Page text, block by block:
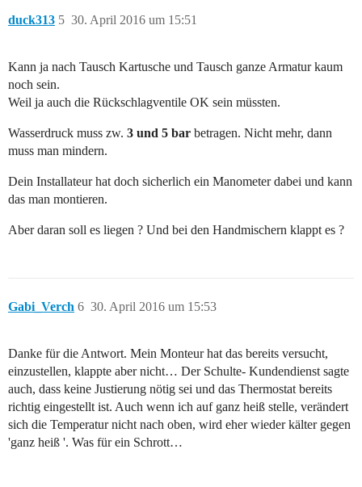
duck313 30. April 2016 um 15:51
5
Kann ja nach Tausch Kartusche und Tausch ganze Armatur kaum
noch sein.
Weil ja auch die Rückschlagventile OK sein müssten.
Wasserdruck muss zw. 3 und 5 bar betragen. Nicht mehr, dann
muss man mindern.
Dein Installateur hat doch sicherlich ein Manometer dabei und kann
das man montieren.
Aber daran soll es liegen ? Und bei den Handmischern klappt es ?
Gabi_Verch 30. April 2016 um 15:53
6
Danke für die Antwort. Mein Monteur hat das bereits versucht,
einzustellen, klappte aber nicht… Der Schulte- Kundendienst sagte
auch, dass keine Justierung nötig sei und das Thermostat bereits
richtig eingestellt ist. Auch wenn ich auf ganz heiß stelle, verändert
sich die Temperatur nicht nach oben, wird eher wieder kälter gegen
'ganz heiß '. Was für ein Schrott…